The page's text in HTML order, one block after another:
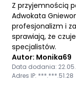
Z przyjemnością
Adwokata
profesjonalizm i
sprawiają, że
specjalistów.
Autor: Monika69
Data dodania:
Adres IP: ***.***.51.28